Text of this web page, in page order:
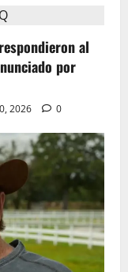
al
por
2026 0